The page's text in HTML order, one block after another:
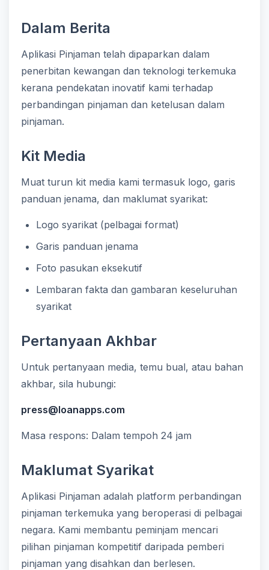
Dalam Berita
Aplikasi Pinjaman telah dipaparkan dalam
penerbitan kewangan dan teknologi terkemuka
kerana pendekatan inovatif kami terhadap
perbandingan pinjaman dan ketelusan dalam
pinjaman.
Kit Media
Muat turun kit media kami termasuk logo, garis
panduan jenama, dan maklumat syarikat:
Logo syarikat (pelbagai format)
Garis panduan jenama
Foto pasukan eksekutif
Lembaran fakta dan gambaran keseluruhan
syarikat
Pertanyaan Akhbar
Untuk pertanyaan media, temu bual, atau bahan
akhbar, sila hubungi:
press@loanapps.com
Masa respons: Dalam tempoh 24 jam
Maklumat Syarikat
Aplikasi Pinjaman adalah platform perbandingan
pinjaman terkemuka yang beroperasi di pelbagai
negara. Kami membantu peminjam mencari
pilihan pinjaman kompetitif daripada pemberi
pinjaman yang disahkan dan berlesen.